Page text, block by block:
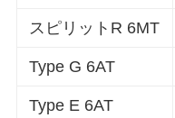
スピリットR 6MT
Type G 6AT
Type E 6AT